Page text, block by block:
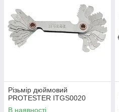
Різьмір дюймовий
PROTESTER ITGS0020
В наявності